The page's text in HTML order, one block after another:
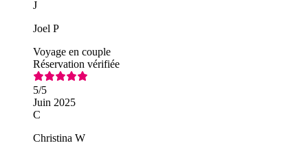
J
Joel P
Voyage en couple
Réservation vérifiée
5/5
Juin 2025
C
Christina W